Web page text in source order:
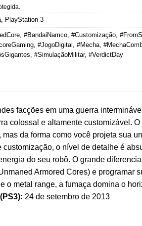
PlayStation 3
#BandaiNamco #Customização
#JogoDigital #Mecha
#SimulaçãoMilitar, #VerdictDay
facções em uma guerra
colossal e altamente customizável.
da forma como você projeta sua
o nível de detalhe é
do seu robô. O grande
Armored Cores) e programar
o metal range, a fumaça domina o
24 de setembro de 2013